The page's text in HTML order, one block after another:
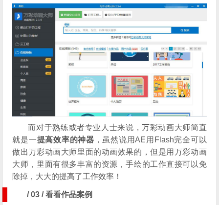
而对于熟练或者专业人士来说，万彩动画大师简直
就是一提高效率的神器 ，虽然说用AE用Flash完全可以
做出万彩动画大师里面的动画效果的，但是用万彩动画
大师，里面有很多丰富的资源，手绘的工作直接可以免
除掉，大大的提高了工作效率！
/ 03 / 看看作品案例